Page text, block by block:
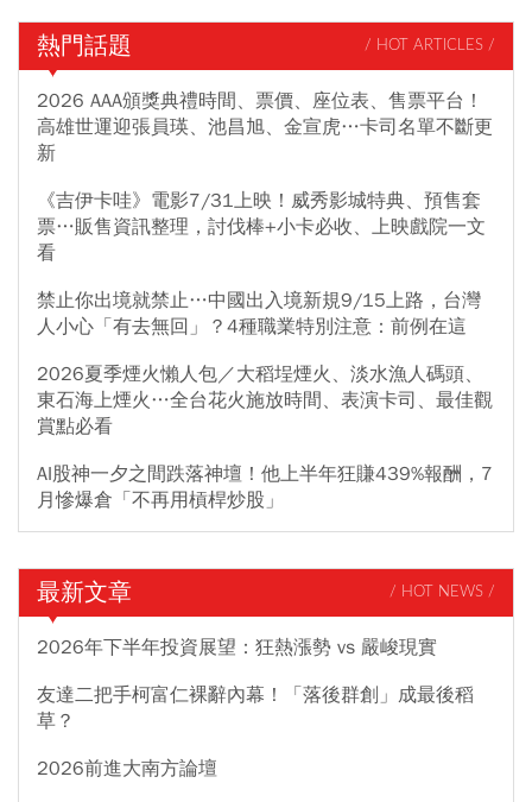
熱門話題 / HOT ARTICLES /
2026 AAA頒獎典禮時間、票價、座位表、售票平台！
高雄世運迎張員瑛、池昌旭、金宣虎…卡司名單不斷更
新
《吉伊卡哇》電影7/31上映！威秀影城特典、預售套
票…販售資訊整理，討伐棒+小卡必收、上映戲院一文
看
禁止你出境就禁止…中國出入境新規9/15上路，台灣
人小心「有去無回」？4種職業特別注意：前例在這
2026夏季煙火懶人包／大稻埕煙火、淡水漁人碼頭、
東石海上煙火…全台花火施放時間、表演卡司、最佳觀
賞點必看
AI股神一夕之間跌落神壇！他上半年狂賺439%報酬，7
月慘爆倉「不再用槓桿炒股」
最新文章 / HOT NEWS /
2026年下半年投資展望：狂熱漲勢 vs 嚴峻現實
友達二把手柯富仁裸辭內幕！「落後群創」成最後稻
草？
2026前進大南方論壇